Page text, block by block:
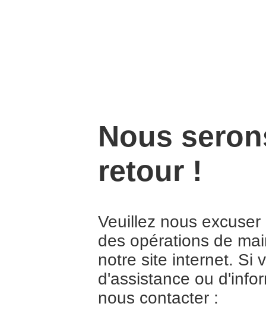
Nous
retour !
Veuillez nous
des opérations de
notre site internet. Si
d'assistance ou
nous contacter :